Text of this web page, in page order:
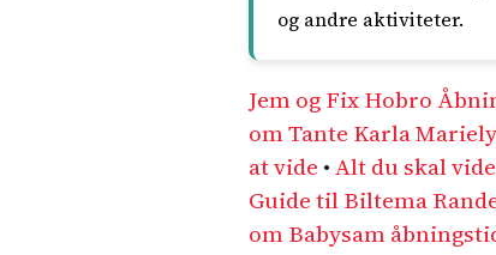
og andre aktiviteter.
Jem og Fix Hobro
om Tante Karla
at vide •Alt du skal
Guide til Biltema
om Babysam